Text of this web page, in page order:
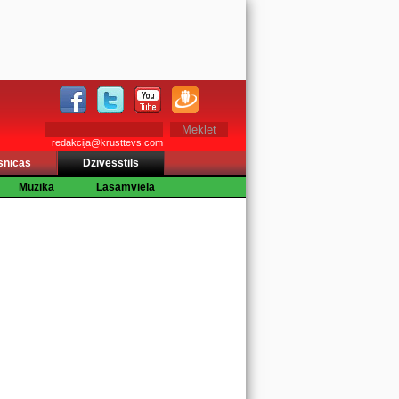
redakcija@krusttevs.com
Dzīvesstils
Mūzika
Lasāmviela